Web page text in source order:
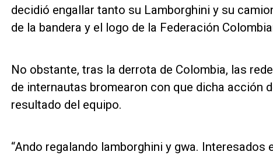
decidió engallar tanto su Lamborghini y su
de la bandera y el logo de la Federación
No obstante, tras la derrota de Colombia, las
de internautas bromearon con que dicha acción
resultado del equipo.
“Ando regalando lamborghini y gwa.